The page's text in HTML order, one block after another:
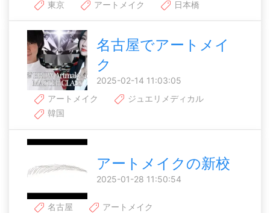
東京
アートメイク 日本橋
名古屋でアートメイ
ク
2025-02-14 11:03:05
アートメイク
ジュエリメディカル
韓国
アートメイクの新校
2025-01-28 11:50:54
名古屋
アートメイク